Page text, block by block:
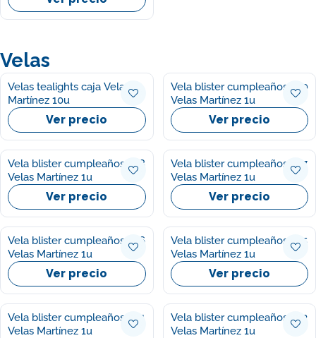
Velas
Velas tealights caja Velas
Martínez 10u
Ver precio
Vela blister cumpleaños nº9
Velas Martínez 1u
Ver precio
Vela blister cumpleaños nº8
Velas Martínez 1u
Ver precio
Vela blister cumpleaños nº7
Velas Martínez 1u
Ver precio
Vela blister cumpleaños nº6
Velas Martínez 1u
Ver precio
Vela blister cumpleaños nº5
Velas Martínez 1u
Ver precio
Vela blister cumpleaños nº4
Velas Martínez 1u
Vela blister cumpleaños nº3
Velas Martínez 1u